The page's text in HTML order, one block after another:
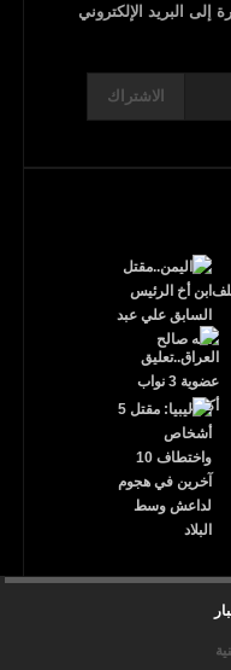
إلى البريد الإلكتروني
الاشتراك